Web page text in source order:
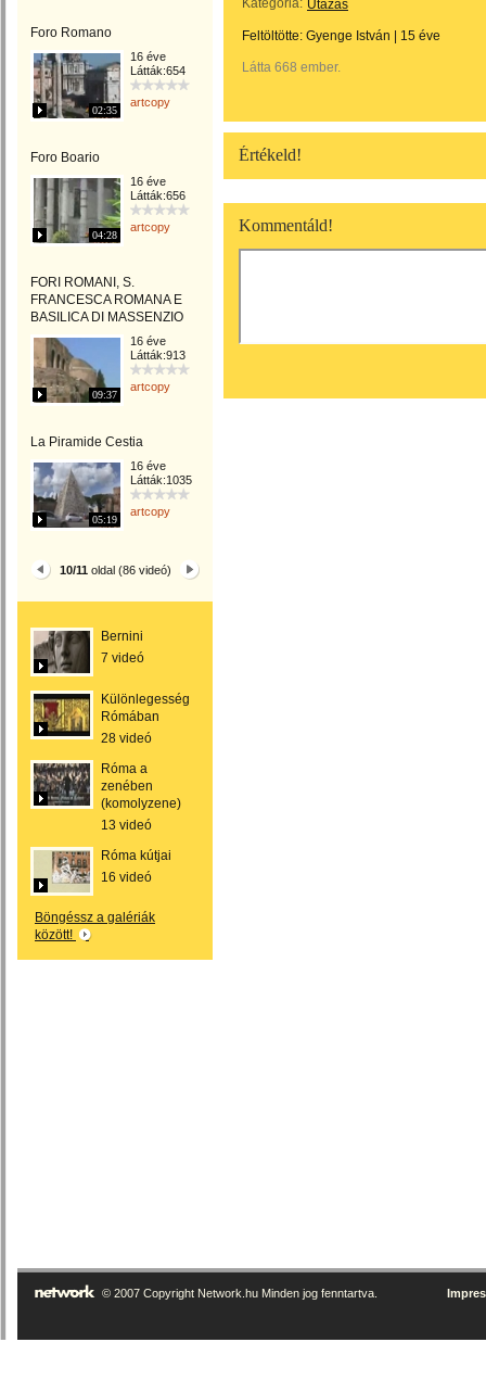
Foro Romano
02:35
16 éve
Látták:654
artcopy
Foro Boario
04:28
16 éve
Látták:656
artcopy
FORI ROMANI, S.
FRANCESCA ROMANA E
BASILICA DI MASSENZIO
09:37
16 éve
Látták:913
artcopy
La Piramide Cestia
05:19
16 éve
Látták:1035
artcopy
10/11oldal (86 videó)
Bernini
7 videó
Különlegességek
Rómában
28 videó
Róma a
zenében
(komolyzene)
13 videó
Róma kútjai
16 videó
Böngéssz a galériák
között!
Kategória: Utazás
Feltöltötte: Gyenge István 15 éve
Látta 668 ember.
Értékeld!
Kommentáld!
© 2007 Copyright Network.hu Minden jog fenntartva.